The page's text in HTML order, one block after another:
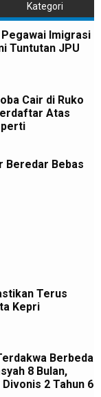
Kategori
Pegawai Imigrasi
Tuntutan JPU
Cair di Ruko
Atas
Beredar Bebas
Terus
Kepri
Berbeda
8 Bulan,
2 Tahun 6